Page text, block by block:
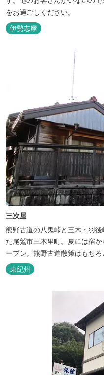
をお過ごしください。
伊勢志摩
三次屋
熊野古道の八鬼峠と三木・羽
た尾鷲市三木里町。夏には宿
ープン。熊野古道散策はもちろ
東紀州